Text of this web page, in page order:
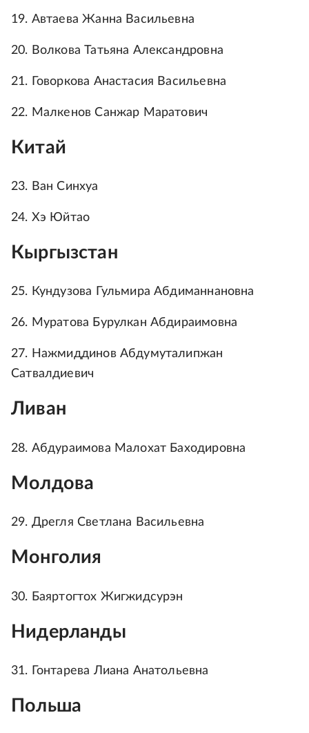
19. Автаева Жанна Васильевна
20. Волкова Татьяна Александровна
21. Говоркова Анастасия Васильевна
22. Малкенов Санжар Маратович
Китай
23. Ван Синхуа
24. Хэ Юйтао
Кыргызстан
25. Кундузова Гульмира Абдиманнановна
26. Муратова Бурулкан Абдираимовна
27. Нажмиддинов Абдумуталипжан
Сатвалдиевич
Ливан
28. Абдураимова Малохат Баходировна
Молдова
29. Дрегля Светлана Васильевна
Монголия
30. Баяртогтох Жигжидсурэн
Нидерланды
31. Гонтарева Лиана Анатольевна
Польша